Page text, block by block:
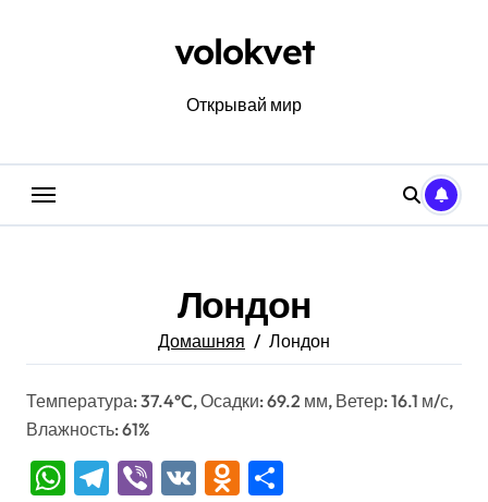
volokvet
Открывай мир
Лондон
Домашняя Лондон
Температура: 37.4°C, Осадки: 69.2 мм, Ветер: 16.1 м/с,
Влажность: 61%
WhatsApp
Telegram
Viber
VK Odnoklassniki